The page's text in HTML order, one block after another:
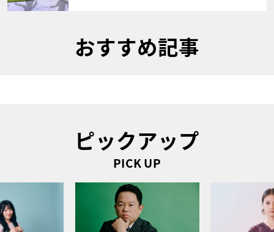
おすすめ記事
ピックアップ
PICK UP